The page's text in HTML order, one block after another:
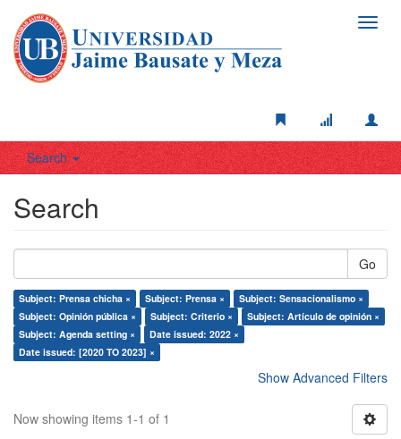
Search
Search
Go
Subject: Prensa chicha × Subject: Prensa ×
Subject: Sensacionalismo ×
Subject: Opinión pública ×
Subject: Criterio ×
Subject: Artículo de opinión ×
Subject: Agenda setting ×
Date issued: 2022 ×
Date issued: [2020 TO 2023] ×
Show Advanced Filters
Now showing items 1-1 of 1